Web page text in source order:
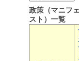
政策（マニフェ
スト）一覧